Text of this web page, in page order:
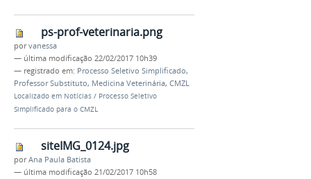
ps-prof-veterinaria.png
porvanessa
— última modificação 22/02/2017 10h39
— registrado em: Processo Seletivo Simplificado,
Professor Substituto, Medicina Veterinária, CMZL
Localizado em Notícias / Processo Seletivo
Simplificado para o CMZL
siteIMG_0124.jpg
porAna Paula Batista
— última modificação 21/02/2017 10h58